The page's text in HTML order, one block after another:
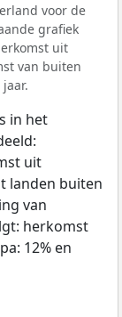
voor de
grafiek
uit
van buiten
in het
uit
landen buiten
van
herkomst
12% en